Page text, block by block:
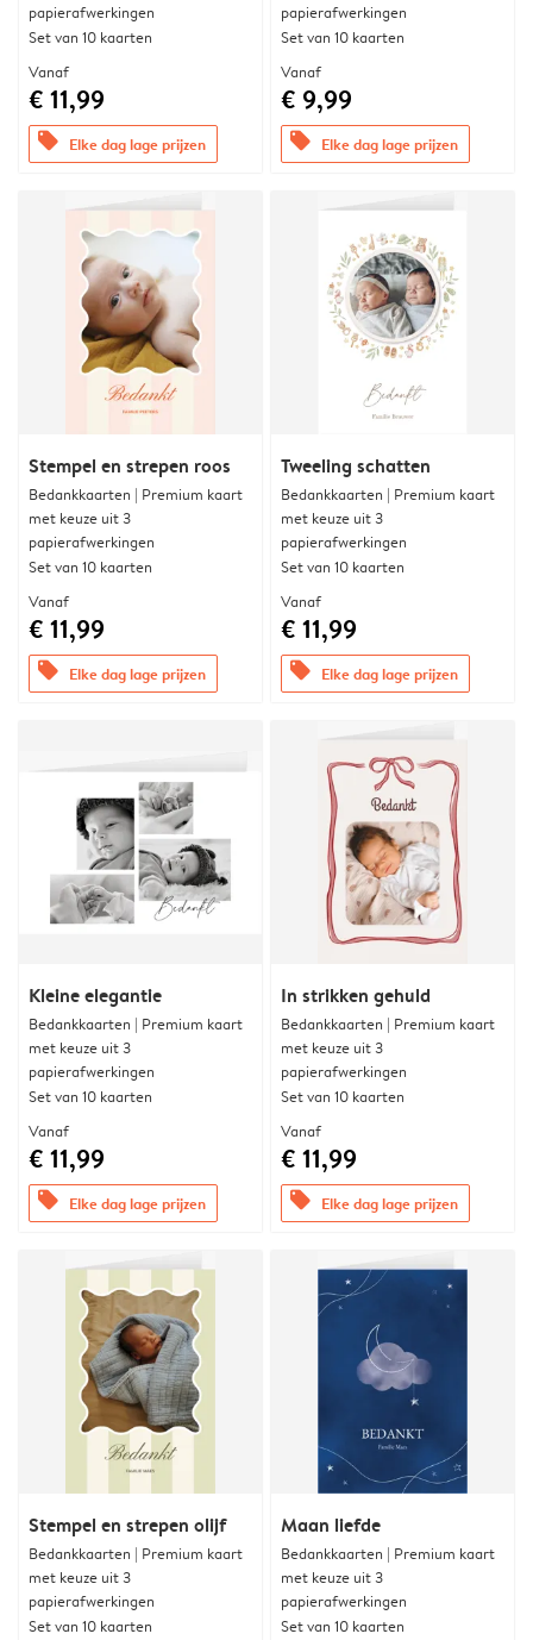
papierafwerkingen
Set van 10 kaarten
Vanaf
€ 11,99
offers Elke dag lage prijzen
papierafwerkingen
Set van 10 kaarten
Vanaf
€ 9,99
offers Elke dag lage prijzen
Stempel en strepen roos
Bedankkaarten | Premium kaart
met keuze uit 3
papierafwerkingen
Set van 10 kaarten
Vanaf
€ 11,99
offers Elke dag lage prijzen
Tweeling schatten
Bedankkaarten | Premium kaart
met keuze uit 3
papierafwerkingen
Set van 10 kaarten
Vanaf
€ 11,99
offers Elke dag lage prijzen
Kleine elegantie
Bedankkaarten | Premium kaart
met keuze uit 3
papierafwerkingen
Set van 10 kaarten
Vanaf
€ 11,99
offers Elke dag lage prijzen
In strikken gehuld
Bedankkaarten | Premium kaart
met keuze uit 3
papierafwerkingen
Set van 10 kaarten
Vanaf
€ 11,99
offers Elke dag lage prijzen
Stempel en strepen olijf
Bedankkaarten | Premium kaart
met keuze uit 3
papierafwerkingen
Set van 10 kaarten
Maan liefde
Bedankkaarten | Premium kaart
met keuze uit 3
papierafwerkingen
Set van 10 kaarten